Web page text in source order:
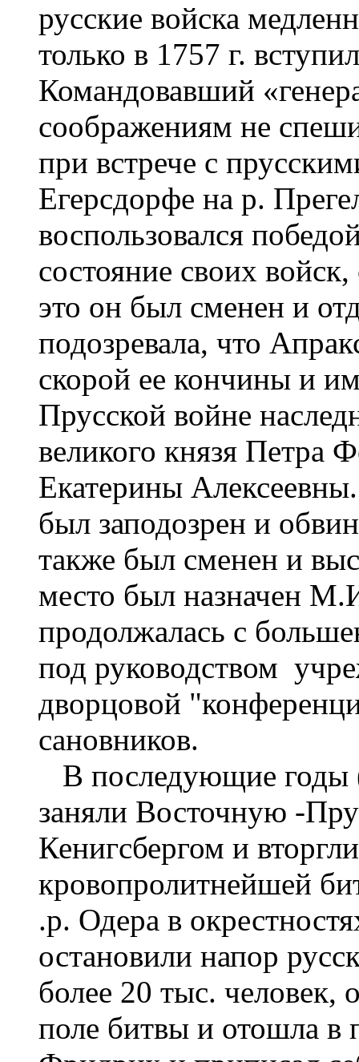
русские войска
только в 1757 г.
Командовавший
соображениям не
при встрече с
Егерсдорфе на р.
воспользовался
состояние своих
это он был сменен и
подозревала, что
скорой ее кончины и
Прусской войне
великого князя Петра
Екатерины
был заподозрен и
также был сменен и
место был назначен
продолжалась с
под руководством
дворцовой "
сановников.
В последующие годы
заняли Восточную -
Кенигсбергом и
кровопролитнейшей
.р. Одера в
остановили напор
более 20 тыс. человек,
поле битвы и отошла в